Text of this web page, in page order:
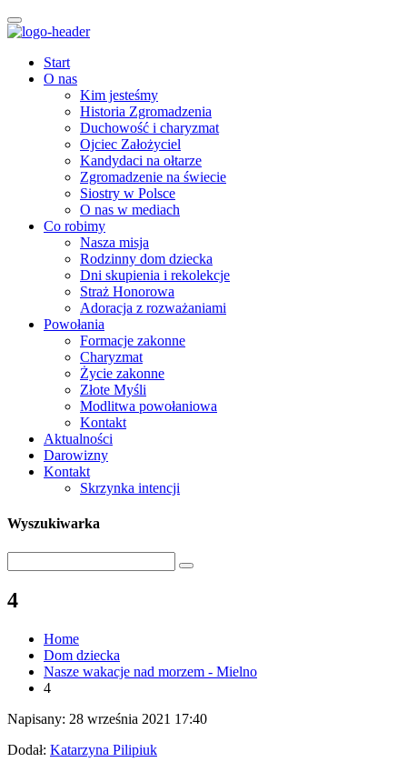
Start
O nas
Kim jesteśmy
Historia Zgromadzenia
Duchowość i charyzmat
Ojciec Założyciel
Kandydaci na ołtarze
Zgromadzenie na świecie
Siostry w Polsce
O nas w mediach
Co robimy
Nasza misja
Rodzinny dom dziecka
Dni skupienia i rekolekcje
Straż Honorowa
Adoracja z rozważaniami
Powołania
Formacje zakonne
Charyzmat
Życie zakonne
Złote Myśli
Modlitwa powołaniowa
Kontakt
Aktualności
Darowizny
Kontakt
Skrzynka intencji
Wyszukiwarka
4
Home
Dom dziecka
Nasze wakacje nad morzem - Mielno
4
Napisany: 28 września 2021 17:40
Dodał: Katarzyna Pilipiuk